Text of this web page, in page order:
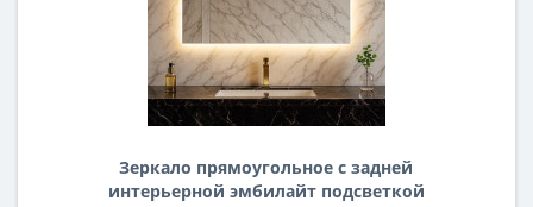
Зеркало прямоугольное с задней
интерьерной эмбилайт подсветкой